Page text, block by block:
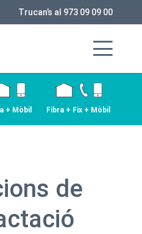
Trucan’s al 973 09 09 00
+ Mòbil Fibra + Fix + Mòbil
de